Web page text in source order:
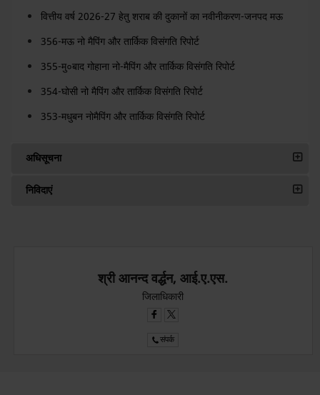
वित्तीय वर्ष 2026-27 हेतु शराब की दुकानों का नवीनीकरण-जनपद मऊ
356-मऊ नो मैपिंग और तार्किक विसंगति रिपोर्ट
355-मु०बाद गोहाना नो-मैपिंग और तार्किक विसंगति रिपोर्ट
354-घोसी नो मैपिंग और तार्किक विसंगति रिपोर्ट
353-मधुबन नोमैपिंग और तार्किक विसंगति रिपोर्ट
अधिसूचना
निविदाएं
श्री आनन्द वर्द्धन, आई.ए.एस.
जिलाधिकारी
संपर्क